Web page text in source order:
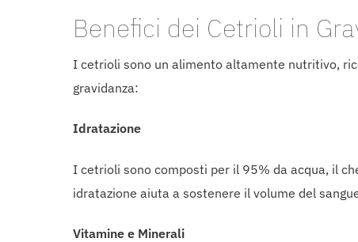
Benefici dei Cetrioli in
I cetrioli sono un alimento altamente nutritivo,
gravidanza:
Idratazione
I cetrioli sono composti per il 95% da acqua, il
idratazione aiuta a sostenere il volume del
Vitamine e Minerali